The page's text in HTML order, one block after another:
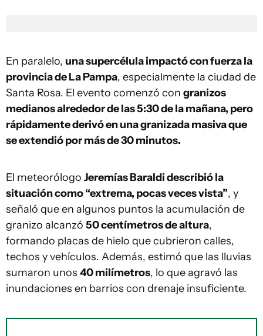
En paralelo, una supercélula impactó con fuerza la
provincia de La Pampa, especialmente la ciudad de
Santa Rosa. El evento comenzó con granizos
medianos alrededor de las 5:30 de la mañana, pero
rápidamente derivó en una granizada masiva que
se extendió por más de 30 minutos.
El meteorólogo Jeremías Baraldi describió la
situación como “extrema, pocas veces vista”, y
señaló que en algunos puntos la acumulación de
granizo alcanzó 50 centímetros de altura,
formando placas de hielo que cubrieron calles,
techos y vehículos. Además, estimó que las lluvias
sumaron unos 40 milímetros, lo que agravó las
inundaciones en barrios con drenaje insuficiente.